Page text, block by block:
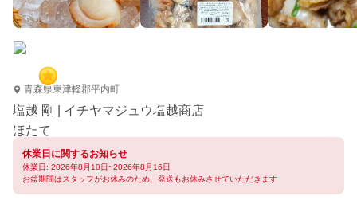
青森県東津軽郡平内町
塩越 剛 | イチヤマジュウ塩越商店
ほたて
休業日に関するお知らせ
休業日: 2026年8月10日~2026年8月16日
お盆期間はスタッフがお休みのため、発送もお休みさせていただきます